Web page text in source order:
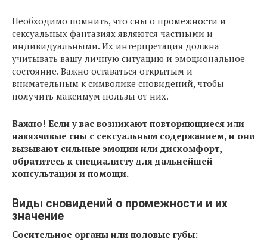
Необходимо помнить, что сны о промежности и
сексуальных фантазиях являются частными и
индивидуальными. Их интерпретация должна
учитывать вашу личную ситуацию и эмоциональное
состояние. Важно оставаться открытым и
внимательным к символике сновидений, чтобы
получить максимум пользы от них.
Важно! Если у вас возникают повторяющиеся или
навязчивые сны с сексуальным содержанием, и они
вызывают сильные эмоции или дискомфорт,
обратитесь к специалисту для дальнейшей
консультации и помощи.
Виды сновидений о промежности и их
значение
Сосительное органы или половые губы: